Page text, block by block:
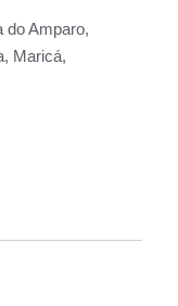
do Amparo,
Maricá,